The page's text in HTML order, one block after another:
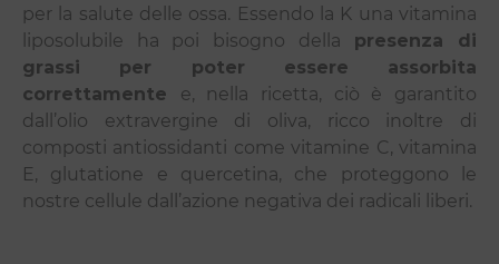
per la salute delle ossa. Essendo la K una vitamina
liposolubile ha poi bisogno della presenza di
grassi per poter essere assorbita
correttamente e, nella ricetta, ciò è garantito
dall’olio extravergine di oliva, ricco inoltre di
composti antiossidanti come vitamine C, vitamina
E, glutatione e quercetina, che proteggono le
nostre cellule dall’azione negativa dei radicali liberi.